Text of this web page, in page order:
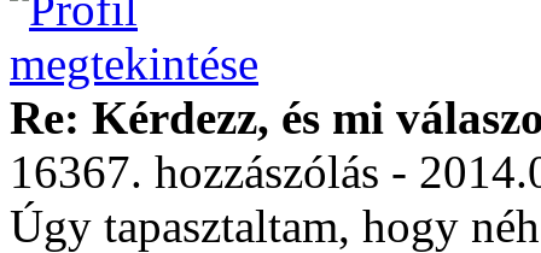
Re: Kérdezz, és mi
16367. hozzászólás -
Úgy tapasztaltam, hogy